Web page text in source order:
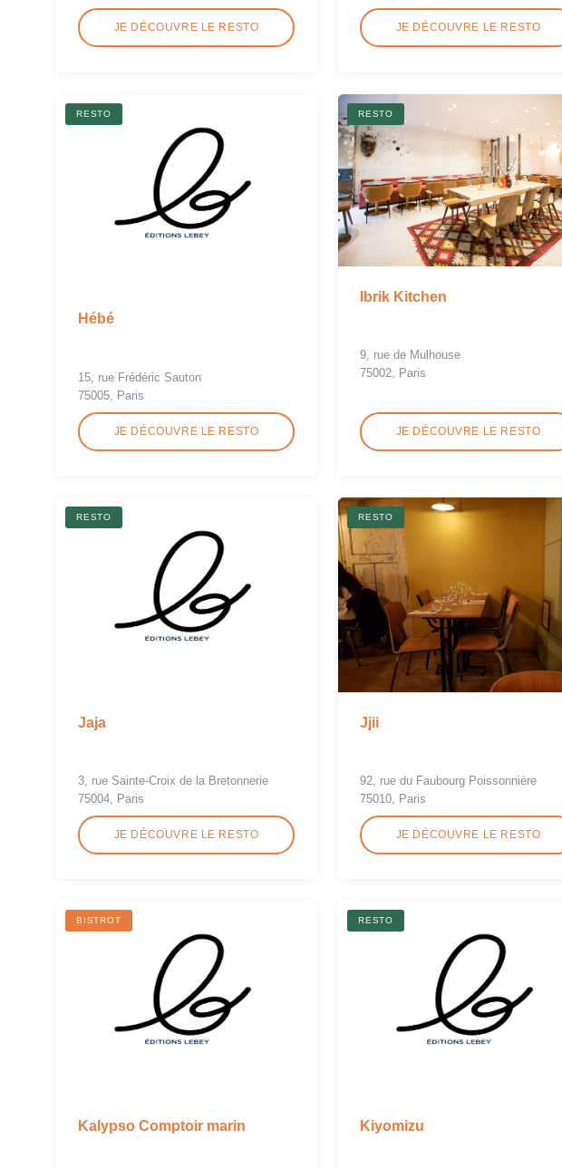
JE DÉCOUVRE LE RESTO JE DÉCOUVRE LE RESTO
RESTO
Hébé
15, rue Frédéric Sauton
75005, Paris
JE DÉCOUVRE LE RESTO
RESTO
Ibrik Kitchen
9, rue de Mulhouse
75002, Paris
JE DÉCOUVRE LE RESTO
RESTO
Jaja
3, rue Sainte-Croix de la Bretonnerie
75004, Paris
JE DÉCOUVRE LE RESTO
RESTO
Jjii
92, rue du Faubourg Poissonnière
75010, Paris
JE DÉCOUVRE LE RESTO
BISTROT
Kalypso Comptoir marin
RESTO
Kiyomizu